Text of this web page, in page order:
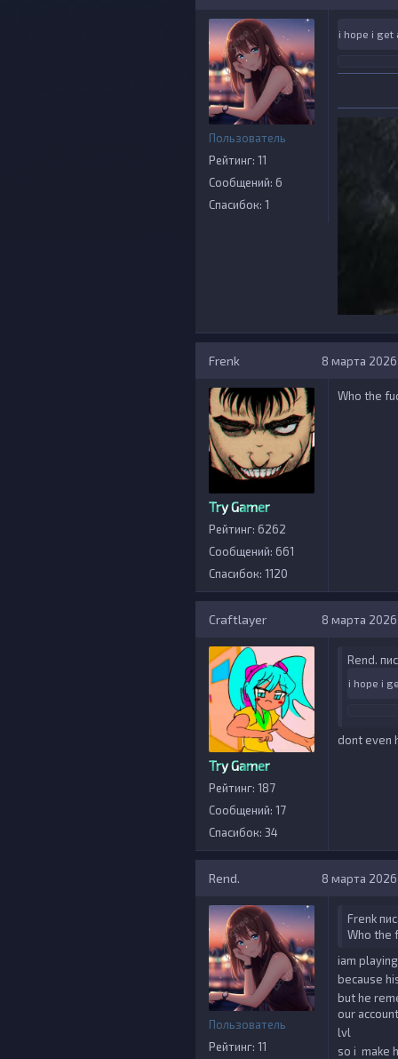
Пользователь
Рейтинг: 11
Сообщений: 6
Спасибок: 1
i hope i get
Frenk 8 марта 2026
Try Gamer
Рейтинг: 6262
Сообщений: 661
Спасибок: 1120
Who the
Craftlayer 8 марта 2026
Try Gamer
Рейтинг: 187
Сообщений: 17
Спасибок: 34
Rend.
i hope i
dont even
Rend. 8 марта 2026
Пользователь
Рейтинг: 11
Frenk
Who the
iam
because
but he
our
lvl
so i make